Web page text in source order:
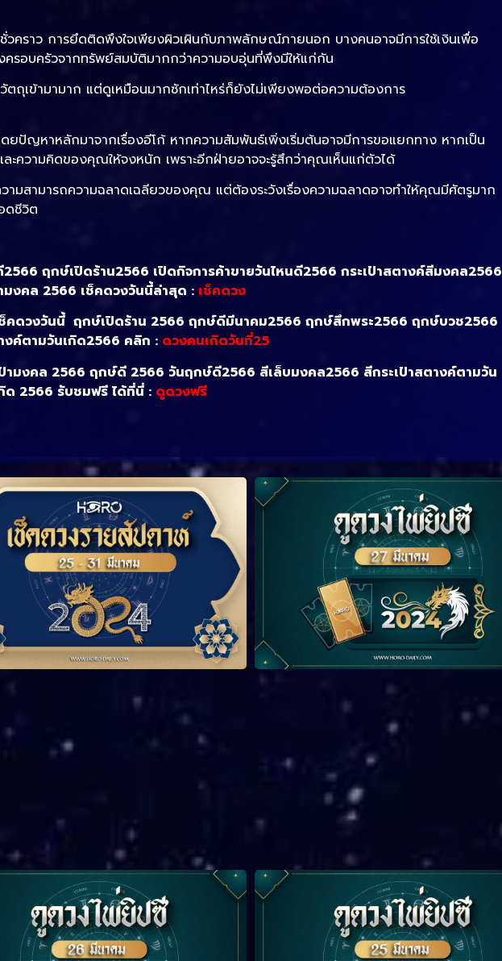
คราว การยึดติดพึงใจเพียงผิวเผินกับภาพลักษณ์ภายนอก บางคนอาจมีการใช้เงินเพื่อ
รอบครัวจากทรัพย์สมบัติมากกว่าความอบอุ่นที่พึงมีให้แก่กัน
ตถุเข้ามามาก แต่ดูเหมือนมากซักเท่าไหร่ก็ยังไม่เพียงพอต่อความต้องการ
ปัญหาหลักมาจากเรื่องอีโก้ หากความสัมพันธ์เพิ่งเริ่มต้นอาจมีการขอแยกทาง หากเป็น
ความคิดของคุณให้จงหนัก เพราะอีกฝ่ายอาจจะรู้สึกว่าคุณเห็นแก่ตัวได้
มสามารถความฉลาดเฉลียวของคุณ แต่ต้องระวังเรื่องความฉลาดอาจทำให้คุณมีศัตรูมาก
ดชีวิต
ฤกษ์เปิดร้าน2566 เปิดกิจการค้าขายวันไหนดี2566 กระเป๋าสตางค์สีมงคล2566
มงคล 2566 เช็คดวงวันนี้ล่าสุด : เช็คดวง
ดวงวันนี้ ฤกษ์เปิดร้าน 2566 ฤกษ์ดีมีนาคม2566 ฤกษ์สึกพระ2566 ฤกษ์บวช2566
งค์ตามวันเกิด2566 คลิก : ดวงคนเกิดวันที่25
ามงคล 2566 ฤกษ์ดี 2566 วันฤกษ์ดี2566 สีเล็บมงคล2566 สีกระเป๋าสตางค์ตามวัน
ด 2566 รับชมฟรี ได้ที่นี่ : ดูดวงฟรี